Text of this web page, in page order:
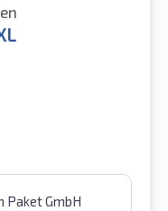
Paket GmbH